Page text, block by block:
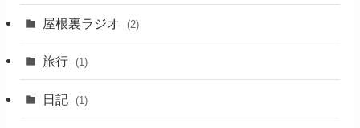
屋根裏ラジオ (2)
旅行 (1)
日記 (1)